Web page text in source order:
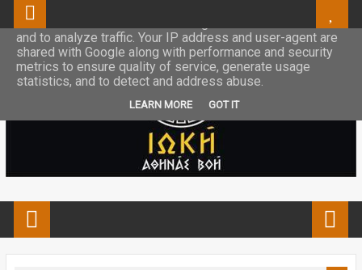
This site uses cookies from Google to deliver its services
and to analyze traffic. Your IP address and user-agent are
shared with Google along with performance and security
metrics to ensure quality of service, generate usage
statistics, and to detect and address abuse.
LEARN MORE GOT IT